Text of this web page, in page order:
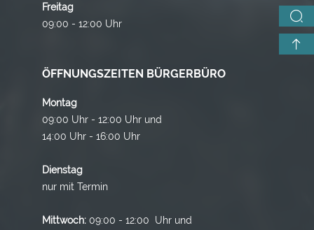
Freitag
09:00 - 12:00 Uhr
ÖFFNUNGSZEITEN BÜRGERBÜRO
Montag
09:00 Uhr - 12:00 Uhr und
14:00 Uhr - 16:00 Uhr
Dienstag
nur mit Termin
Mittwoch: 09:00 - 12:00 Uhr und